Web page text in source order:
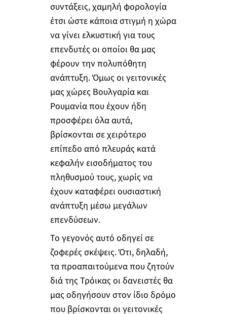
συντάξεις, χαμηλή φορολογία
έτσι ώστε κάποια στιγμή η χώρα
να γίνει ελκυστική για τους
επενδυτές οι οποίοι θα μας
φέρουν την πολυπόθητη
ανάπτυξη. Όμως οι γειτονικές
μας χώρες Βουλγαρία και
Ρουμανία που έχουν ήδη
προσφέρει όλα αυτά,
βρίσκονται σε χειρότερο
επίπεδο από πλευράς κατά
κεφαλήν εισοδήματος του
πληθυσμού τους, χωρίς να
έχουν καταφέρει ουσιαστική
ανάπτυξη μέσω μεγάλων
επενδύσεων.
Το γεγονός αυτό οδηγεί σε
ζοφερές σκέψεις. Ότι, δηλαδή,
τα προαπαιτούμενα που ζητούν
διά της Τρόικας οι δανειστές θα
μας οδηγήσουν στον ίδιο δρόμο
που βρίσκονται οι γειτονικές